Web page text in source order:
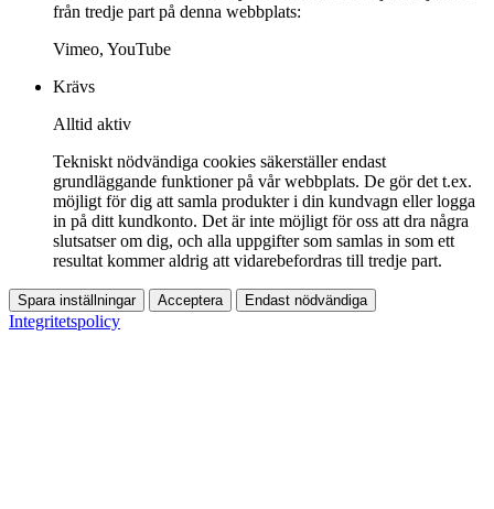
från tredje part på denna webbplats:
Vimeo, YouTube
Krävs
Alltid aktiv
Tekniskt nödvändiga cookies säkerställer endast
grundläggande funktioner på vår webbplats. De gör det t.ex.
möjligt för dig att samla produkter i din kundvagn eller logga
in på ditt kundkonto. Det är inte möjligt för oss att dra några
slutsatser om dig, och alla uppgifter som samlas in som ett
resultat kommer aldrig att vidarebefordras till tredje part.
Spara inställningar Acceptera Endast nödvändiga
Integritetspolicy